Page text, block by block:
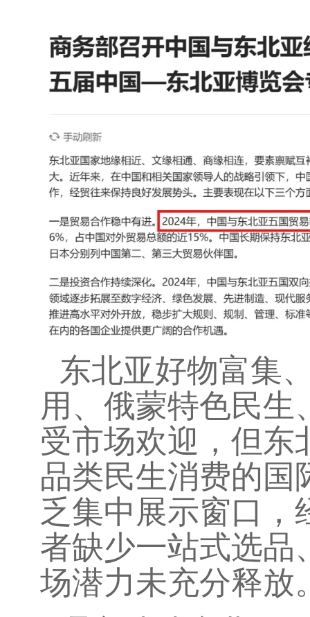
东北亚好物富集
用、俄蒙特色民生
受市场欢迎，但东
品类民生消费的国
乏集中展示窗口，
者缺少一站式选品
场潜力未充分释放